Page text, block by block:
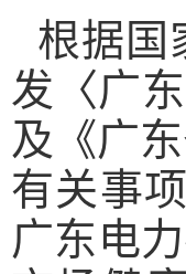
根据国
发〈广
及《广
有关事
广东电